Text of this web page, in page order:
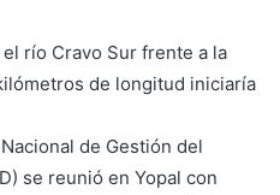
río Cravo Sur frente a la
de longitud iniciaría
de Gestión del
se reunió en Yopal con